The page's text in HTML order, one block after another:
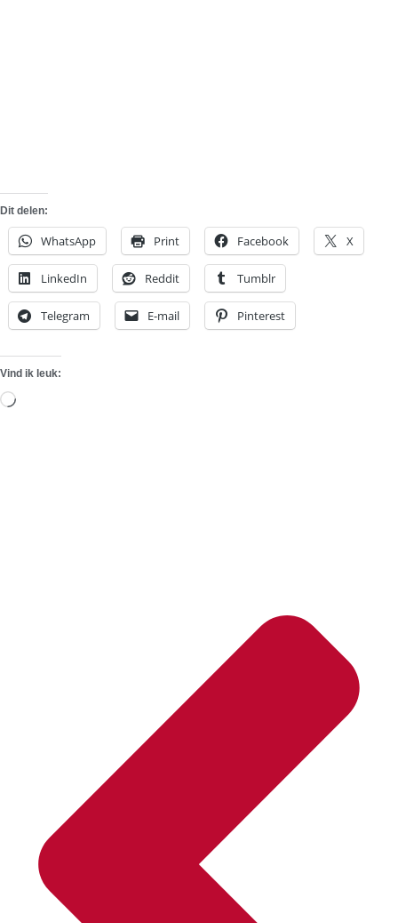
Dit delen:
WhatsApp Print Facebook X
LinkedIn Reddit Tumblr
Telegram E-mail Pinterest
Vind ik leuk:
Aan